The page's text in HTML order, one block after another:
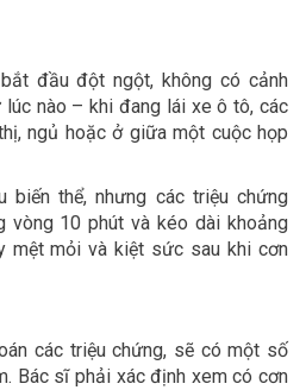
đầu đột ngột, không có cảnh
nào – khi đang lái xe ô tô, các
ngủ hoặc ở giữa một cuộc họp
biến thể, nhưng các triệu chứng
vòng 10 phút và kéo dài khoảng
mệt mỏi và kiệt sức sau khi cơn
các triệu chứng, sẽ có một số
Bác sĩ phải xác định xem có cơn